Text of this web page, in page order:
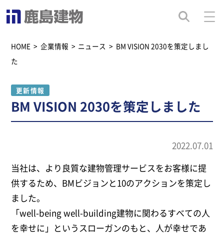
HOME > 企業情報 > ニュース > BM VISION 2030を策定しまし
た
更新情報
BM VISION 2030を策定しました
2022.07.01
当社は、より良質な建物管理サービスをお客様に提
供するため、BMビジョンと10のアクションを策定し
ました。
「well-being well-building建物に関わるすべての人
を幸せに」というスローガンのもと、人が幸せであ